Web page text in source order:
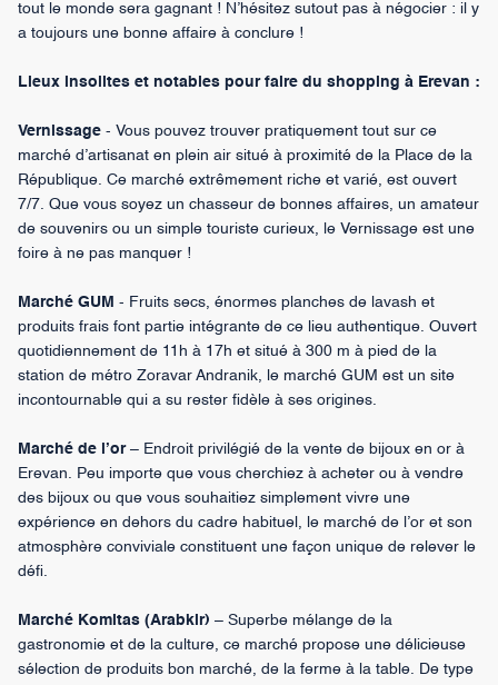
tout le monde sera gagnant ! N’hésitez sutout pas à négocier : il y
a toujours une bonne affaire à conclure !
Lieux insolites et notables pour faire du shopping à Erevan :
Vernissage - Vous pouvez trouver pratiquement tout sur ce
marché d’artisanat en plein air situé à proximité de la Place de la
République. Ce marché extrêmement riche et varié, est ouvert
7/7. Que vous soyez un chasseur de bonnes affaires, un amateur
de souvenirs ou un simple touriste curieux, le Vernissage est une
foire à ne pas manquer !
Marché GUM - Fruits secs, énormes planches de lavash et
produits frais font partie intégrante de ce lieu authentique. Ouvert
quotidiennement de 11h à 17h et situé à 300 m à pied de la
station de métro Zoravar Andranik, le marché GUM est un site
incontournable qui a su rester fidèle à ses origines.
Marché de l’or – Endroit privilégié de la vente de bijoux en or à
Erevan. Peu importe que vous cherchiez à acheter ou à vendre
des bijoux ou que vous souhaitiez simplement vivre une
expérience en dehors du cadre habituel, le marché de l’or et son
atmosphère conviviale constituent une façon unique de relever le
défi.
Marché Komitas (Arabkir) – Superbe mélange de la
gastronomie et de la culture, ce marché propose une délicieuse
sélection de produits bon marché, de la ferme à la table. De type